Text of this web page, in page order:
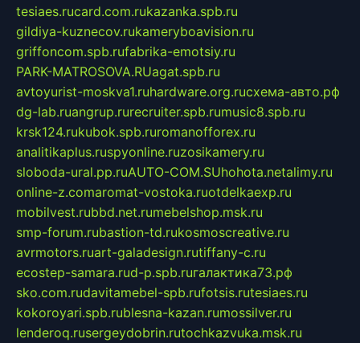
tesiaes.rucard.com.rukazanka.spb.ru
gildiya-kuznecov.rukameryboavision.ru
griffoncom.spb.rufabrika-emotsiy.ru
PARK-MATROSOVA.RUagat.spb.ru
avtoyurist-moskva1.ruhardware.org.ruсхема-авто.рф
dg-lab.ruangrup.rurecruiter.spb.rumusic8.spb.ru
krsk124.rukubok.spb.ruromanofforex.ru
analitikaplus.ruspyonline.ruzosikamery.ru
sloboda-ural.pp.ruAUTO-COM.SUhohota.netalimy.ru
online-z.comaromat-vostoka.ruotdelkaexp.ru
mobilvest.rubbd.net.rumebelshop.msk.ru
smp-forum.rubastion-td.rukosmoscreative.ru
avrmotors.ruart-galadesign.rutiffany-c.ru
ecostep-samara.rud-p.spb.ruгалактика73.рф
sko.com.rudavitamebel-spb.rufotsis.rutesiaes.ru
kokoroyari.spb.rublesna-kazan.rumossilver.ru
lenderoq.rusergeydobrin.rutochkazvuka.msk.ru